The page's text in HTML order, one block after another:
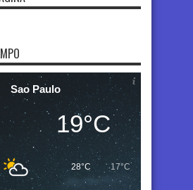
Sao Paulo
19°C
28°C 17°C